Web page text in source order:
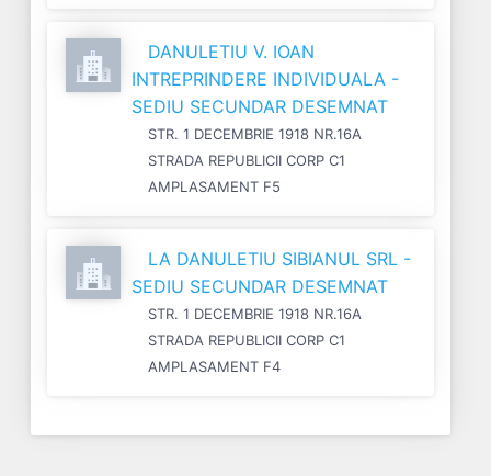
DANULETIU V. IOAN
INTREPRINDERE INDIVIDUALA -
SEDIU SECUNDAR DESEMNAT
STR. 1 DECEMBRIE 1918 NR.16A
STRADA REPUBLICII CORP C1
AMPLASAMENT F5
LA DANULETIU SIBIANUL SRL -
SEDIU SECUNDAR DESEMNAT
STR. 1 DECEMBRIE 1918 NR.16A
STRADA REPUBLICII CORP C1
AMPLASAMENT F4